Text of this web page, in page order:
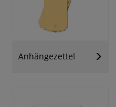
Anhängezettel